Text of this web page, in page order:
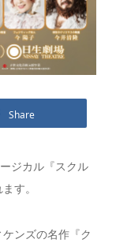
Share
ジカル『スクル
す。
ンズの名作『ク